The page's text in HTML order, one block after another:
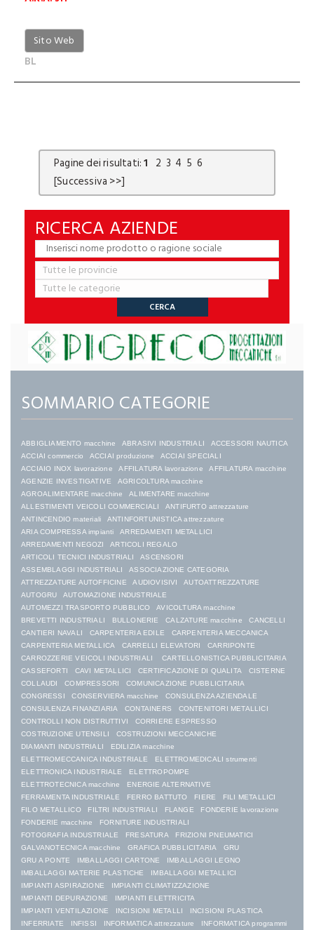
Sito Web
BL
Pagine dei risultati:1 2 3 4 5 6
[Successiva >>]
RICERCA AZIENDE
SOMMARIO CATEGORIE
ABBIGLIAMENTO macchine ABRASIVI INDUSTRIALI
ACCESSORI NAUTICA
ACCIAI commercio
ACCIAI produzione
ACCIAI SPECIALI
ACCIAIO INOX lavorazione
AFFILATURA lavorazione
AFFILATURA macchine
AGENZIE INVESTIGATIVE
AGRICOLTURA macchine
AGROALIMENTARE macchine
ALIMENTARE macchine
ALLESTIMENTI VEICOLI COMMERCIALI
ANTIFURTO attrezzature
ANTINCENDIO materiali
ANTINFORTUNISTICA attrezzature
ARIA COMPRESSA impianti
ARREDAMENTI METALLICI
ARREDAMENTI NEGOZI
ARTICOLI REGALO
ARTICOLI TECNICI INDUSTRIALI
ASCENSORI
ASSEMBLAGGI INDUSTRIALI
ASSOCIAZIONE CATEGORIA
ATTREZZATURE AUTOFFICINE
AUDIOVISIVI
AUTOATTREZZATURE
AUTOGRU
AUTOMAZIONE INDUSTRIALE
AUTOMEZZI TRASPORTO PUBBLICO
AVICOLTURA macchine
BREVETTI INDUSTRIALI
BULLONERIE CALZATURE macchine
CANCELLI
CANTIERI NAVALI
CARPENTERIA EDILE
CARPENTERIA MECCANICA
CARPENTERIA METALLICA
CARRELLI ELEVATORI
CARRIPONTE
CARROZZERIE VEICOLI INDUSTRIALI
CARTELLONISTICA PUBBLICITARIA
CASSEFORTI
CAVI METALLICI CERTIFICAZIONE DI QUALITA
CISTERNE
COLLAUDI
COMPRESSORI
COMUNICAZIONE PUBBLICITARIA
CONGRESSI
CONSERVIERA macchine
CONSULENZA AZIENDALE
CONSULENZA FINANZIARIA
CONTAINERS
CONTENITORI METALLICI
CONTROLLI NON DISTRUTTIVI
CORRIERE ESPRESSO
COSTRUZIONE UTENSILI
COSTRUZIONI MECCANICHE
DIAMANTI INDUSTRIALI
EDILIZIA macchine
ELETTROMECCANICA INDUSTRIALE
ELETTROMEDICALI strumenti
ELETTRONICA INDUSTRIALE
ELETTROPOMPE
ELETTROTECNICA macchine
ENERGIE ALTERNATIVE
FERRAMENTA INDUSTRIALE
FERRO BATTUTO FIERE
FILI METALLICI
FILO METALLICO
FILTRI INDUSTRIALI FLANGE
FONDERIE lavorazione
FONDERIE macchine
FORNITURE INDUSTRIALI
FOTOGRAFIA INDUSTRIALE
FRESATURA
FRIZIONI PNEUMATICI
GALVANOTECNICA macchine
GRAFICA PUBBLICITARIA
GRU
GRU A PONTE
IMBALLAGGI CARTONE
IMBALLAGGI LEGNO
IMBALLAGGI MATERIE PLASTICHE
IMBALLAGGI METALLICI
IMPIANTI ASPIRAZIONE
IMPIANTI CLIMATIZZAZIONE
IMPIANTI DEPURAZIONE
IMPIANTI ELETTRICITA
IMPIANTI VENTILAZIONE
INCISIONI METALLI
INCISIONI PLASTICA
INFERRIATE
INFISSI INFORMATICA attrezzature
INFORMATICA programmi